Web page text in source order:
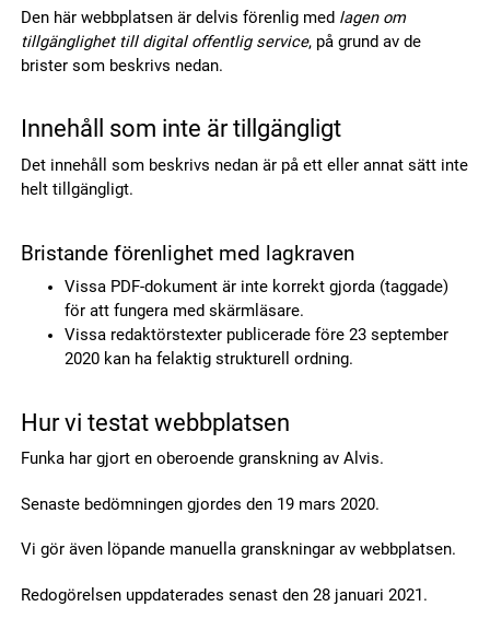
Den här webbplatsen är delvis förenlig med lagen om
tillgänglighet till digital offentlig service, på grund av de
brister som beskrivs nedan.
Innehåll som inte är tillgängligt
Det innehåll som beskrivs nedan är på ett eller annat sätt inte
helt tillgängligt.
Bristande förenlighet med lagkraven
Vissa PDF-dokument är inte korrekt gjorda (taggade)
för att fungera med skärmläsare.
Vissa redaktörstexter publicerade före 23 september
2020 kan ha felaktig strukturell ordning.
Hur vi testat webbplatsen
Funka har gjort en oberoende granskning av Alvis.
Senaste bedömningen gjordes den 19 mars 2020.
Vi gör även löpande manuella granskningar av webbplatsen.
Redogörelsen uppdaterades senast den 28 januari 2021.